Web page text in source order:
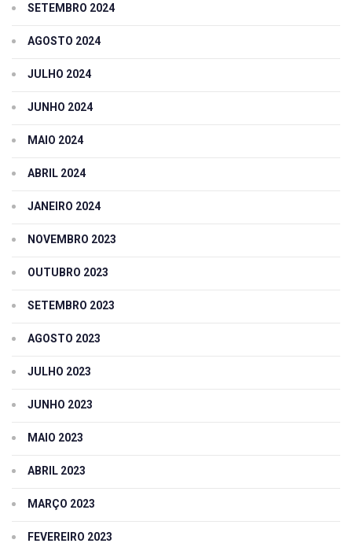
SETEMBRO 2024
AGOSTO 2024
JULHO 2024
JUNHO 2024
MAIO 2024
ABRIL 2024
JANEIRO 2024
NOVEMBRO 2023
OUTUBRO 2023
SETEMBRO 2023
AGOSTO 2023
JULHO 2023
JUNHO 2023
MAIO 2023
ABRIL 2023
MARÇO 2023
FEVEREIRO 2023